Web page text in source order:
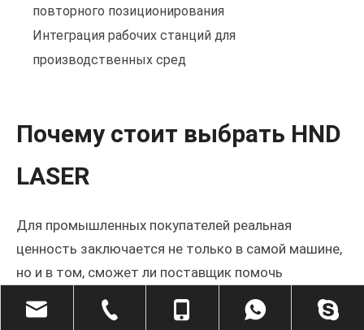
повторного позиционирования
Интеграция рабочих станций для
производственных сред
Почему стоит выбрать HND
LASER
Для промышленных покупателей реальная
ценность заключается не только в самой машине,
но и в том, сможет ли поставщик помочь
адаптировать систему к реальной
производственной задаче. HND LASER